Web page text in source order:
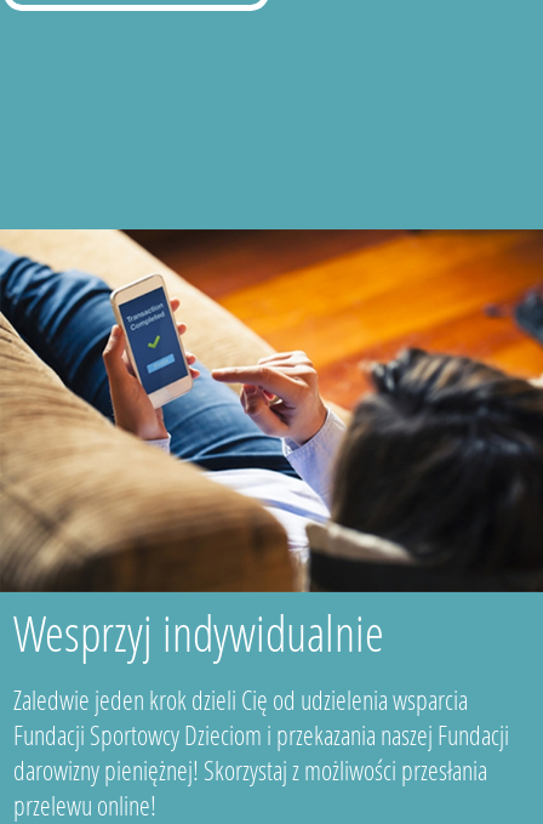
Wesprzyj indywidualnie
Zaledwie jeden krok dzieli Cię od udzielenia wsparcia
Fundacji Sportowcy Dzieciom i przekazania naszej Fundacji
darowizny pieniężnej! Skorzystaj z możliwości przesłania
przelewu online!